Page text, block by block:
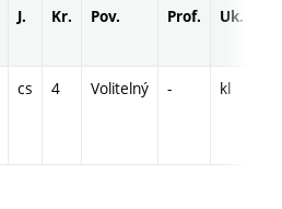
J. Kr. Pov. Prof. Uk.
cs 4 Volitelný - kl